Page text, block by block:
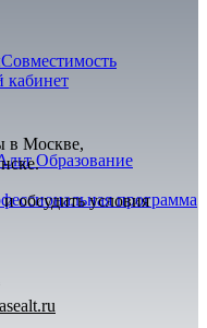
Совместимость
Образование
программа
в Москве,
обсудить условия